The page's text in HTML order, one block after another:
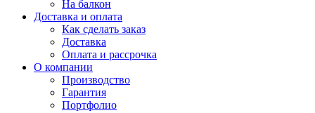
На балкон
Доставка и оплата
Как сделать заказ
Доставка
Оплата и рассрочка
О компании
Производство
Гарантия
Портфолио